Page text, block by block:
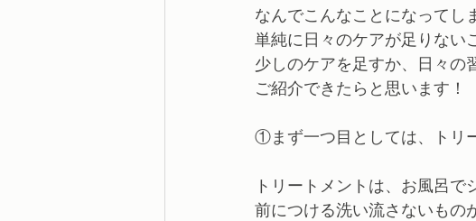
なんでこんなことになってし
単純に日々のケアが足りない
少しのケアを足すか、日々の
ご紹介できたらと思います！
①まず一つ目としては、トリ
トリートメントは、お風呂
前につける洗い流さないもの